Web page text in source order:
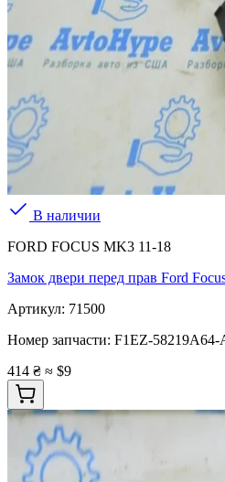
В наличии
FORD FOCUS MK3 11-18
Замок двери перед прав Ford
Артикул: 71500
Номер запчасти: F1EZ-58219A64-
414 ₴ ≈ $9